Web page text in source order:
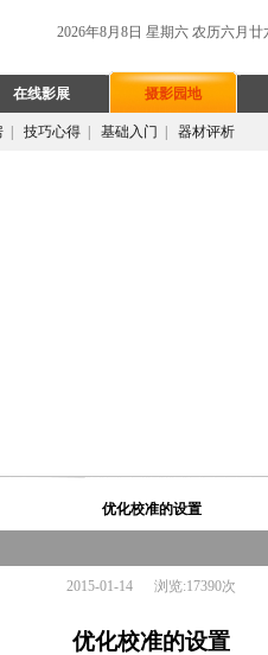
2026年8月8日 星期六 农历六月廿
在线影展 摄影园地
技巧心得 基础入门 器材评析
优化校准的设置
2015-01-14 浏览:17390次
优化校准的设置